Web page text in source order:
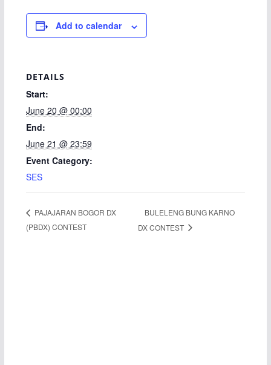
Add to calendar
DETAILS
Start:
June 20 @ 00:00
End:
June 21 @ 23:59
Event Category:
SES
PAJAJARAN BOGOR DX
(PBDX) CONTEST
BULELENG BUNG KARNO
DX CONTEST